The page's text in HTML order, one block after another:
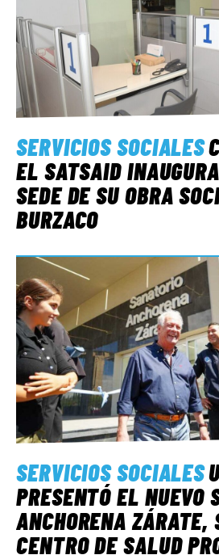
SERVICIOS SOCIALES
EL SATSAID
SEDE DE SU OBRA
BURZACO
SERVICIOS SOCIALES
PRESENTÓ EL NUEVO
ANCHORENA ZÁRATE,
CENTRO DE SALUD